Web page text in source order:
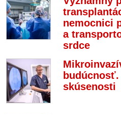
nemocnici
a
srdce
skúsenosti